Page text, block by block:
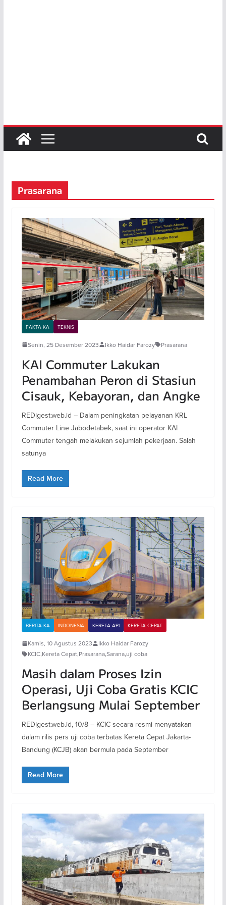
Prasarana
FAKTA KA TEKNIS
Senin, 25 Desember 2023 Ikko Haidar Farozy Prasarana
KAI Commuter Lakukan
Penambahan Peron di Stasiun
Cisauk, Kebayoran, dan Angke
REDigest.web.id – Dalam peningkatan pelayanan KRL
Commuter Line Jabodetabek, saat ini operator KAI
Commuter tengah melakukan sejumlah pekerjaan. Salah
satunya
Read More
BERITA KA INDONESIA KERETA API KERETA CEPAT
Kamis, 10 Agustus 2023
Ikko Haidar Farozy
KCIC,Kereta Cepat,Prasarana,Sarana,uji coba
Masih dalam Proses Izin
Operasi, Uji Coba Gratis KCIC
Berlangsung Mulai September
REDigest.web.id, 10/8 – KCIC secara resmi menyatakan
dalam rilis pers uji coba terbatas Kereta Cepat Jakarta-
Bandung (KCJB) akan bermula pada September
Read More